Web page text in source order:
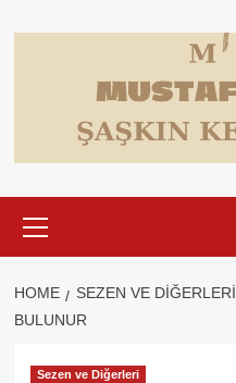
to
Menu
HOME SEZEN VE DIĞERLERI
BULUNUR
Sezen ve Diğerleri